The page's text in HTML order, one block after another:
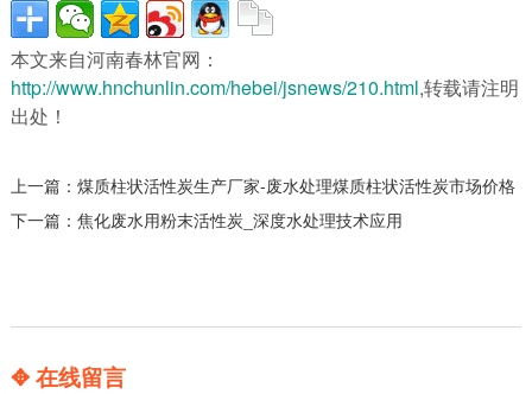
本文来自河南春林官网：
http://www.hnchunlin.com/hebei/jsnews/210.html,转载请注明
出处！
上一篇： 煤质柱状活性炭生产厂家-废水处理煤质柱状活性炭市场价格
下一篇： 焦化废水用粉末活性炭_深度水处理技术应用
✥ 在线留言